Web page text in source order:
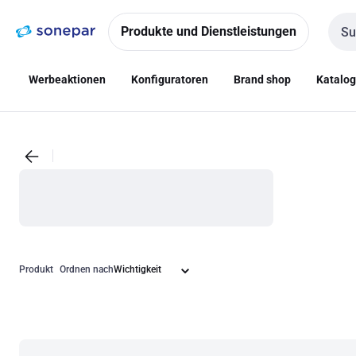
NavigationInhalt
Produkte und Dienstleistungen
Werbeaktionen Konfiguratoren Brand shop
Produkt Ordnen nach